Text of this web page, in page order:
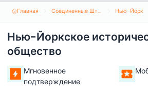
Главная Соединенные Штаты Америки Нью-Йорк
Нью-Йоркское
общество
Мгновенное
подтверждение